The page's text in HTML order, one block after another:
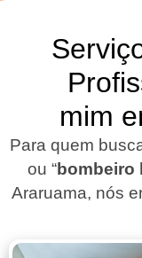
mim
Para quem
ou “bombeiro
Araruama, nós